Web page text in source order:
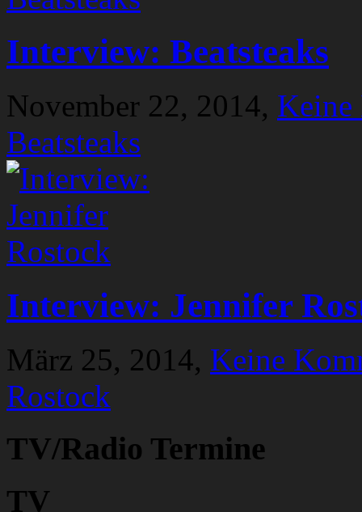
Interview: Beatsteaks
November 22, 2014, Keine
Beatsteaks
Interview: Jennifer
März 25, 2014, Keine
Rostock
TV/Radio Termine
TV